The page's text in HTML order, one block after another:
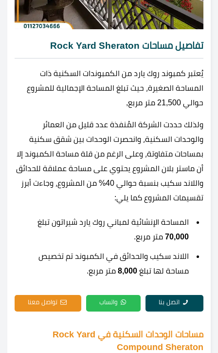
تفاصيل مساحات Rock Yard Sheraton
يُعتبر كمبوند روك يارد من الكمبوندات السكنية ذات
المساحة الصغيرة، حيث تبلغ المساحة الإجمالية للمشروع
حوالي 21,500 متر مربع,
ولذلك حددت الشركة المُنفذة عدد قليل من العمائر
والوحدات السكنية، وانحصرت الوحدات بين شقق سكنية
بمساحات متفاوتة، وعلى الرغم من قلة مساحة الكمبوند إلا
أن ماستر بلان المشروع يحتوي على مساحة عملاقة للحدائق
واللاند سكيب بنسبة حوالي 40% من المشروع، وجاءت أبرز
تقسيمات المشروع كما يلي:
المساحة الإنشائية لمباني روك يارد شيراتون تبلغ
70,000 متر مربع.
اللاند سكيب والحدائق في الكمبوند تم تخصيص
مساحة لها تبلغ 8,000 متر مربع.
اتصل بنا واتساب تواصل معنا
مساحات الوحدات السكنية في Rock Yard
Compound Sheraton